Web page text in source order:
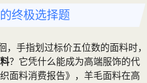
终极选择题
，手指划过标价五位数的面料时，
？它凭什么能成为高端服饰的代
面料消费报告》，羊毛面料在高